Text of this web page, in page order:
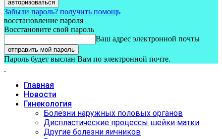
Забыли пароль? получить помощь
восстановление пароля
Восстановите свой пароль
Ваш адрес электронной почты
Пароль будет выслан Вам по электронной почте.
Главная
Новости
Гинекология
Болезни наружных половых органов
Диспластические процессы шейки матки
Другие болезни яичников